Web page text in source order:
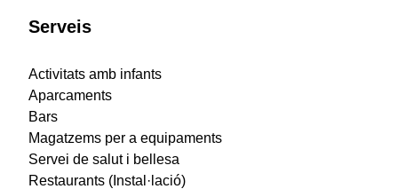
Serveis
Activitats amb infants
Aparcaments
Bars
Magatzems per a equipaments
Servei de salut i bellesa
Restaurants (Instal·lació)